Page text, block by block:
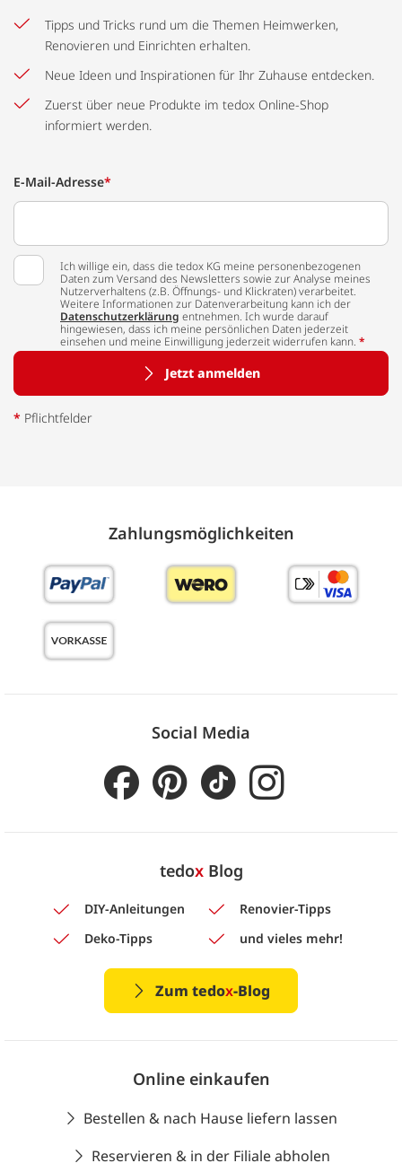
Tipps und Tricks rund um die Themen Heimwerken,
Renovieren und Einrichten erhalten.
Neue Ideen und Inspirationen für Ihr Zuhause entdecken.
Zuerst über neue Produkte im tedox Online-Shop
informiert werden.
E-Mail-Adresse*
Ich willige ein, dass die tedox KG meine personenbezogenen
Daten zum Versand des Newsletters sowie zur Analyse meines
Nutzerverhaltens (z.B. Öffnungs- und Klickraten) verarbeitet.
Weitere Informationen zur Datenverarbeitung kann ich der
Datenschutzerklärung entnehmen. Ich wurde darauf
hingewiesen, dass ich meine persönlichen Daten jederzeit
einsehen und meine Einwilligung jederzeit widerrufen kann. *
Jetzt anmelden
* Pflichtfelder
Zahlungs­möglich­keiten
Social Media
tedoxBlog
DIY-Anleitungen
Renovier-Tipps
Deko-Tipps
und vieles mehr!
Zum tedox-Blog
Online einkaufen
Bestellen & nach Hause liefern lassen
Reservieren & in der Filiale abholen